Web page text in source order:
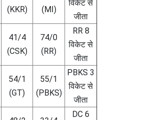
(KKR)
(MI)
विकेट से
जीता
41/4
(CSK)
74/0
(RR)
RR 8
विकेट से
जीता
54/1
(GT)
55/1
(PBKS)
PBKS 3
विकेट से
जीता
DC 6